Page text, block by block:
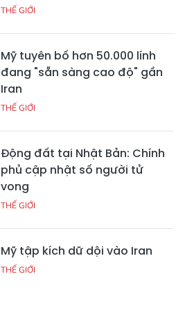
THẾ GIỚI
Mỹ tuyên bố hơn 50.000 lính
đang "sẵn sàng cao độ" gần
Iran
THẾ GIỚI
Động đất tại Nhật Bản: Chính
phủ cập nhật số người tử
vong
THẾ GIỚI
Mỹ tập kích dữ dội vào Iran
THẾ GIỚI